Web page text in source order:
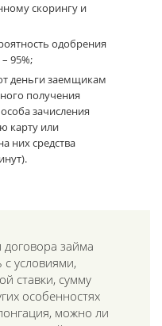
скорингу и
одобрения
95%;
деньги заемщикам
получения
зачисления
карту или
них средства
займа
условиями,
ставки, сумму
особенностях
можно ли